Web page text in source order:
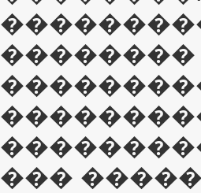
��������
���